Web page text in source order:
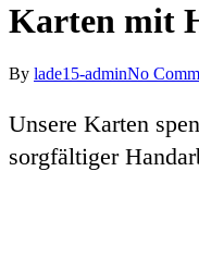
Karten mit
By lade15-adminNo
Unsere Karten
sorgfältiger